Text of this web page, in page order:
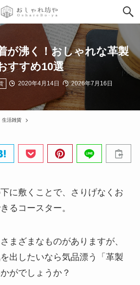
が沸く！おしゃれな革製
すすめ10選
2020年4月14日 2026年7月16日
生活雑貨
に敷くことで、さりげなくお
るコースター。
まざまなものがありますが、
出したいなら気品漂う「革製
がでしょうか？